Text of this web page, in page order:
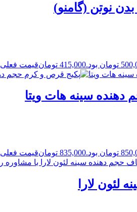
نوتن (گامنو)
415,000 تومانقیمت فعلی 415,000 تومان است.
سینه هات ویتا
835,000 تومانقیمت فعلی 835,000 تومان است.
لارا